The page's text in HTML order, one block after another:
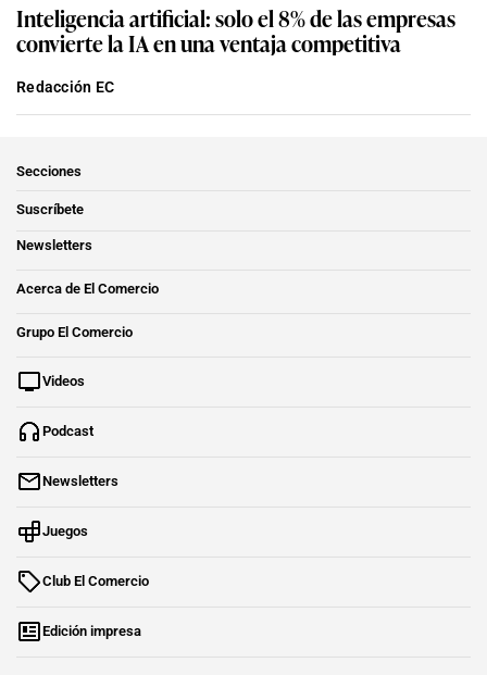
Inteligencia artificial: solo el 8% de las empresas
convierte la IA en una ventaja competitiva
Redacción EC
Secciones
Suscríbete
Newsletters
Acerca de El Comercio
Grupo El Comercio
Videos
Podcast
Newsletters
Juegos
Club El Comercio
Edición impresa